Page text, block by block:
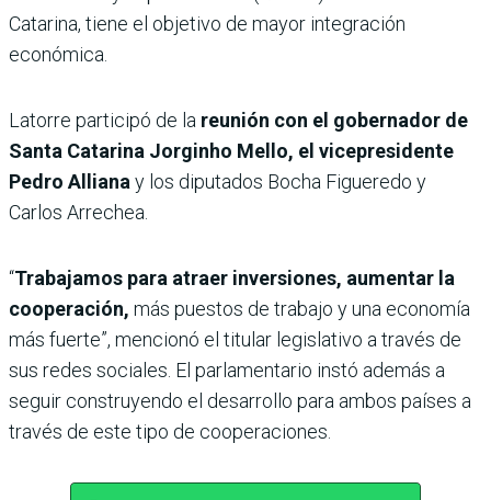
Catarina, tiene el objetivo de mayor integración
económica.
Latorre participó de la reunión con el gobernador de
Santa Catarina Jorginho Mello, el vicepresidente
Pedro Allianay los diputados Bocha Figueredo y
Carlos Arrechea.
“Trabajamos para atraer inversiones, aumentar la
cooperación, más puestos de trabajo y una economía
más fuerte”, mencionó el titular legislativo a través de
sus redes sociales. El parlamentario instó además a
seguir construyendo el desarrollo para ambos países a
través de este tipo de cooperaciones.